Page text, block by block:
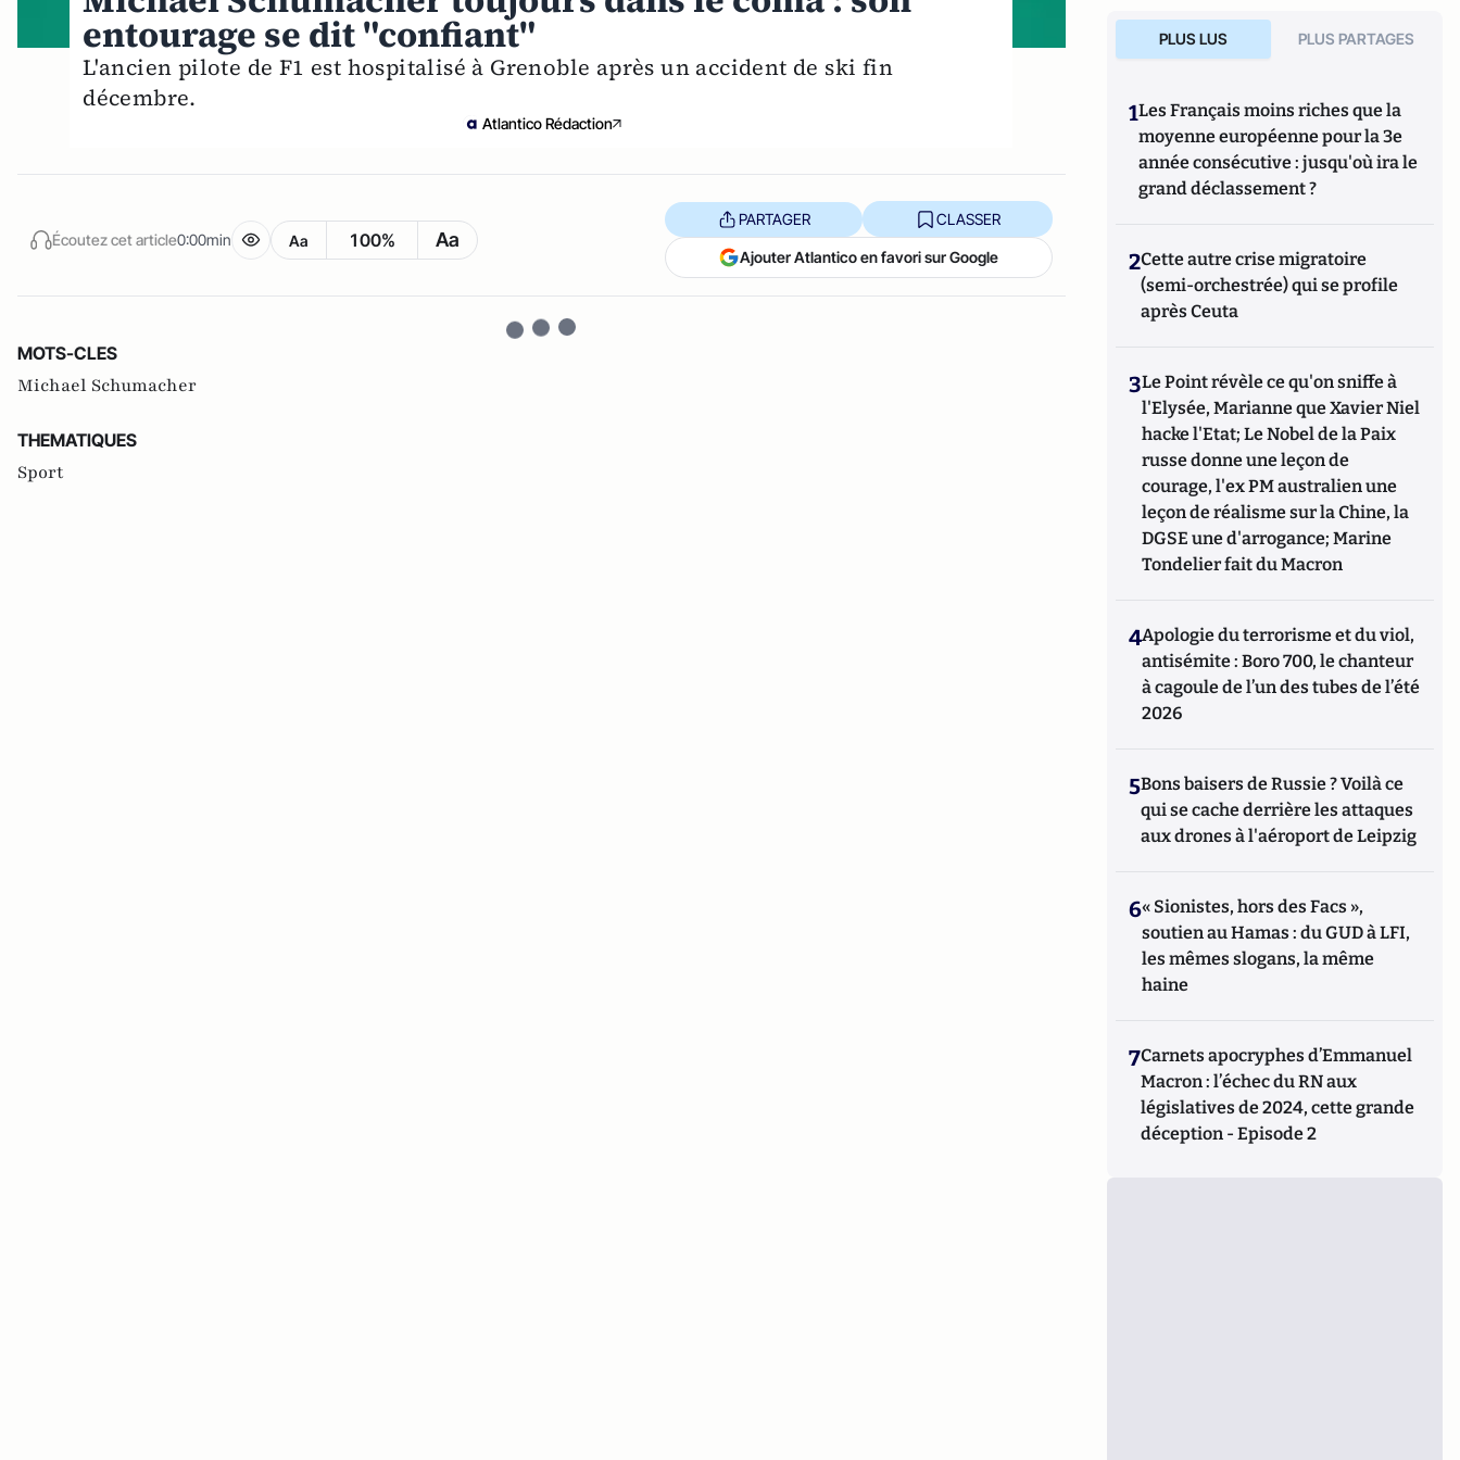
entourage se dit "confiant"
L'ancien pilote de F1 est hospitalisé à Grenoble après un accident de ski fin
décembre.
Atlantico Rédaction
Écoutez cet article0:00min Aa 100% Aa
PARTAGER CLASSER
Ajouter Atlantico en favori sur Google
MOTS-CLES
Michael Schumacher
THEMATIQUES
Sport
PLUS LUS PLUS PARTAGES
1Les Français moins riches que la
moyenne européenne pour la 3e
année consécutive : jusqu'où ira le
grand déclassement ?
2Cette autre crise migratoire
(semi-orchestrée) qui se profile
après Ceuta
3Le Point révèle ce qu'on sniffe à
l'Elysée, Marianne que Xavier Niel
hacke l'Etat; Le Nobel de la Paix
russe donne une leçon de
courage, l'ex PM australien une
leçon de réalisme sur la Chine, la
DGSE une d'arrogance; Marine
Tondelier fait du Macron
4Apologie du terrorisme et du viol,
antisémite : Boro 700, le chanteur
à cagoule de l’un des tubes de l’été
2026
5Bons baisers de Russie ? Voilà ce
qui se cache derrière les attaques
aux drones à l'aéroport de Leipzig
6« Sionistes, hors des Facs »,
soutien au Hamas : du GUD à LFI,
les mêmes slogans, la même
haine
7Carnets apocryphes d’Emmanuel
Macron : l’échec du RN aux
législatives de 2024, cette grande
déception - Episode 2